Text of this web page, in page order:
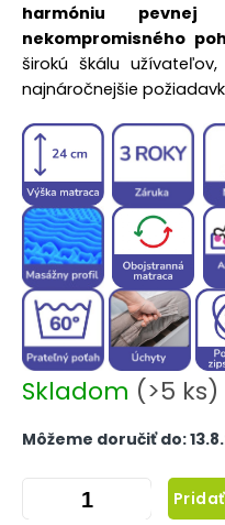
Skladom (>5 ks)
Môžeme doručiť do:
harmóniu
nekompromisného
širokú škálu
najnáročnejšie